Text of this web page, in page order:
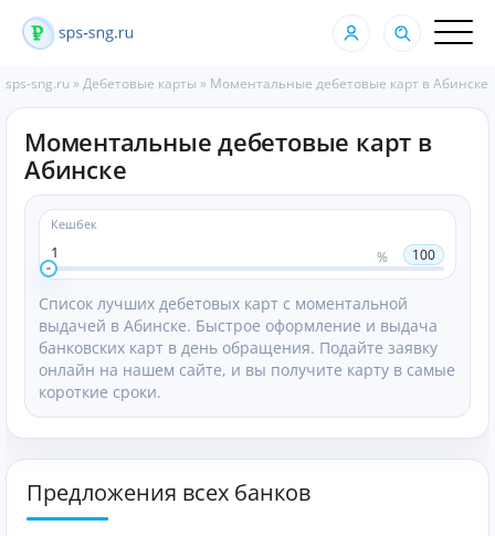
sps-sng.ru »Дебетовые карты » Моментальные дебетовые карт в Абинске
Моментальные дебетовые карт в
Абинске
Кешбек
1 % 100
Список лучших дебетовых карт с моментальной
выдачей в Абинске. Быстрое оформление и выдача
банковских карт в день обращения. Подайте заявку
онлайн на нашем сайте, и вы получите карту в самые
короткие сроки.
Предложения всех банков